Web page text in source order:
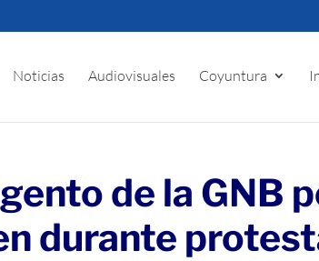
Noticias Audiovisuales Coyuntura
de la GNB
durante